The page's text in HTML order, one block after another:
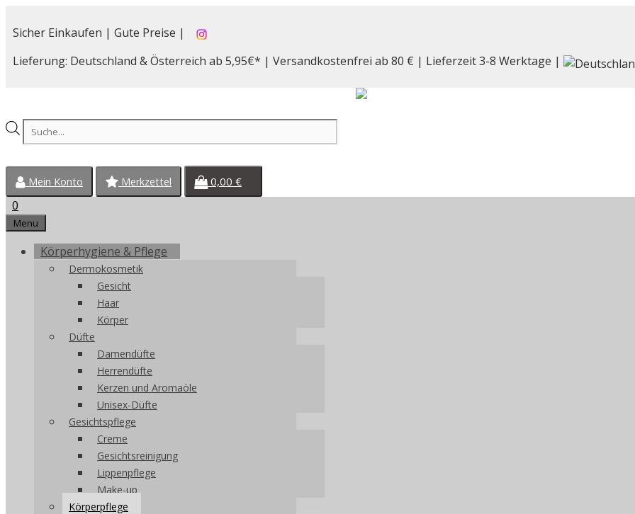
Inhalt
Sicher Einkaufen | Gute Preise |
Lieferung: Deutschland & Österreich ab 5,95€* | Versandkostenfrei ab 80 € | Lieferzeit 3-8 Werktage |
Products
search
Mein Konto Merkzettel 0,00 €
0
Menu
Körperhygiene & Pflege
Dermokosmetik
Gesicht
Haar
Körper
Düfte
Damendüfte
Herrendüfte
Kerzen und Aromaöle
Unisex-Düfte
Gesichtspflege
Creme
Gesichtsreinigung
Lippenpflege
Make-up
Körperpflege